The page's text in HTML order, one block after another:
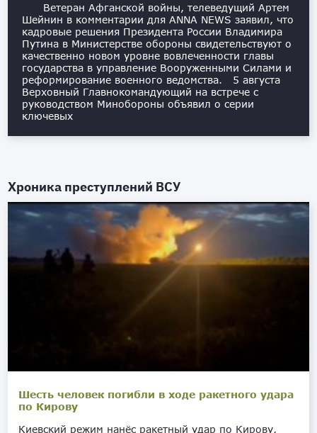
Ветеран Афганской войны, телеведущий Артем
Шейнин в комментарии для ANNA NEWS заявил, что
кадровые решения Президента России Владимира
Путина в Министерстве обороны свидетельствуют о
качественно новом уровне вовлеченности главы
государства в управление Вооруженными Силами и
реформирование военного ведомства. 5 августа
Верховный Главнокомандующий на встрече с
руководством Минобороны объявил о серии
ключевых
Хроника преступлений ВСУ
Шесть человек погибли в ходе ракетного удара
по Кирову
Киевский режим нанёс ракетный удар по Кирову,